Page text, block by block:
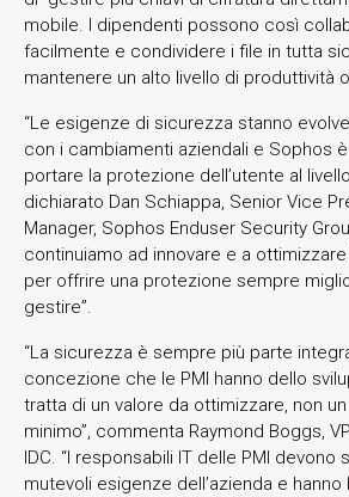
mobile. I dipendenti possono così
facilmente e condividere i file in tutta
mantenere un alto livello di produttività
“Le esigenze di sicurezza stanno
con i cambiamenti aziendali e Sophos
portare la protezione dell’utente al
dichiarato Dan Schiappa, Senior Vice
Manager, Sophos Enduser Security
continuiamo ad innovare e a
per offrire una protezione sempre
gestire”.
“La sicurezza è sempre più parte
concezione che le PMI hanno dello
tratta di un valore da ottimizzare, non
minimo”, commenta Raymond Boggs,
IDC. “I responsabili IT delle PMI
mutevoli esigenze dell’azienda e hanno